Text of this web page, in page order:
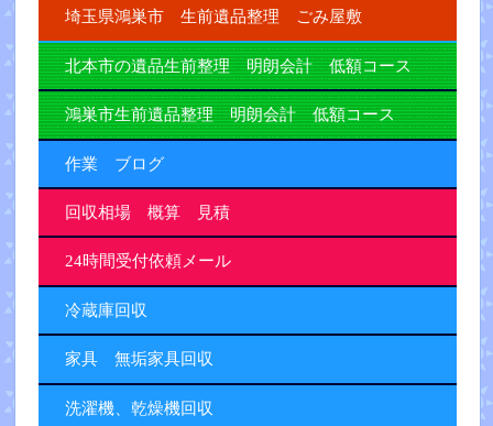
埼玉県鴻巣市 生前遺品整理 ごみ屋敷
北本市の遺品生前整理 明朗会計 低額コース
鴻巣市生前遺品整理 明朗会計 低額コース
作業 ブログ
回収相場 概算 見積
24時間受付依頼メール
冷蔵庫回収
家具 無垢家具回収
洗濯機、乾燥機回収